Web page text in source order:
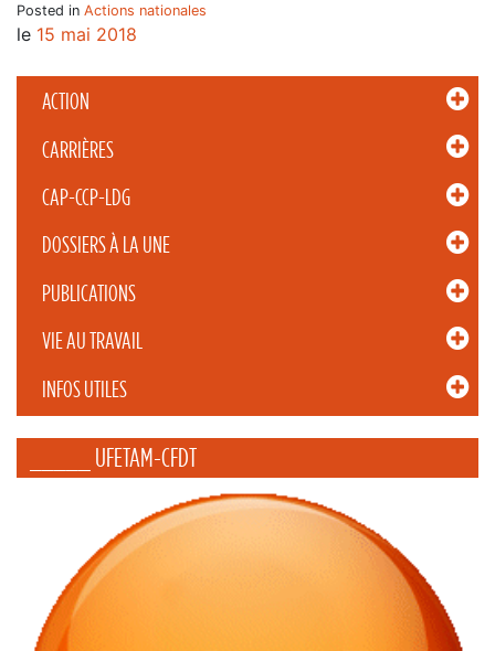
ACTION
CARRIÈRES
CAP-CCP-LDG
DOSSIERS À LA UNE
PUBLICATIONS
VIE AU TRAVAIL
INFOS UTILES
_____ UFETAM-CFDT
Posted in Actions nationales
le 15 mai 2018